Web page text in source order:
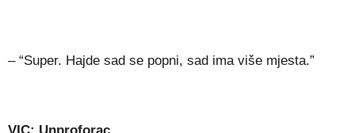
– “Super. Hajde sad se popni, sad ima više mjesta.”
VIC: Unproforac